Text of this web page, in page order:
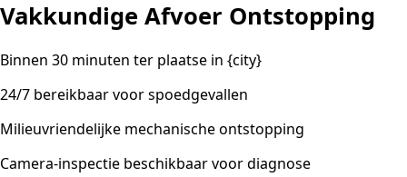
Vakkundige Afvoer Ontstopping
Binnen 30 minuten ter plaatse in {city}
24/7 bereikbaar voor spoedgevallen
Milieuvriendelijke mechanische ontstopping
Camera-inspectie beschikbaar voor diagnose